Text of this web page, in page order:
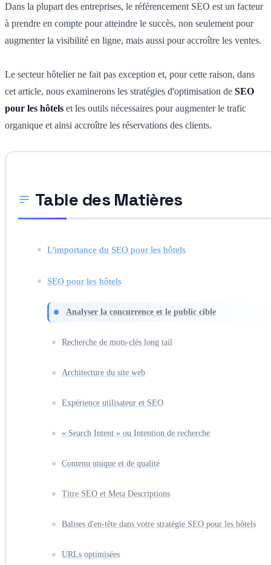
Dans la plupart des entreprises, le référencement SEO est un facteur
à prendre en compte pour atteindre le succès, non seulement pour
augmenter la visibilité en ligne, mais aussi pour accroître les ventes.
Le secteur hôtelier ne fait pas exception et, pour cette raison, dans
cet article, nous examinerons les stratégies d'optimisation de SEO
pour les hôtels et les outils nécessaires pour augmenter le trafic
organique et ainsi accroître les réservations des clients.
Table des Matières
L'importance du SEO pour les hôtels
SEO pour les hôtels
Analyser la concurrence et le public cible
Recherche de mots-clés long tail
Architecture du site web
Expérience utilisateur et SEO
« Search Intent » ou Intention de recherche
Contenu unique et de qualité
Titre SEO et Meta Descriptions
Balises d'en-tête dans votre stratégie SEO pour les hôtels
URLs optimisées